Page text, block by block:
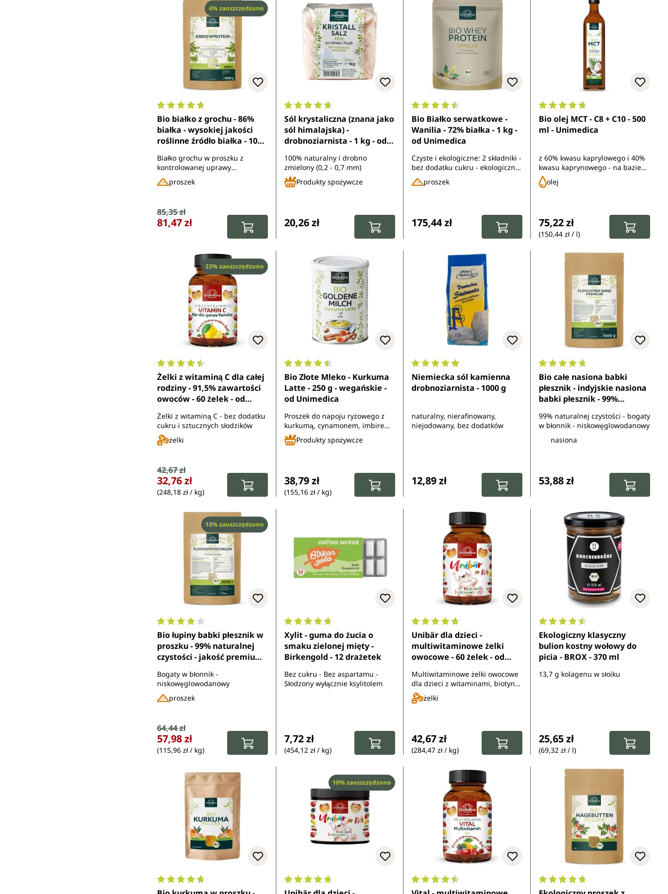
Rabat
4% zaoszczędzono
Średnia ocena 4.7 z 5 gwiazdek
Bio białko z grochu - 86%
białka - wysokiej jakości
roślinne źródło białka - 1000
Białko grochu w proszku z
kontrolowanej uprawy
ekologicznej - 86% białka
proszek
Cena sprzedaży:
Cena regularna:
85,35 zł
81,47 zł
Średnia ocena 4.8 z 5 gwiazdek
Sól krystaliczna (znana jako
sól himalajska) -
drobnoziarnista - 1 kg - od
100% naturalny i drobno
zmielony (0,2 - 0,7 mm)
Produkty spożywcze
20,26 zł
Średnia ocena 4.4 z 5 gwiazdek
Bio Białko serwatkowe -
Wanilia - 72% białka - 1 kg -
od Unimedica
Czyste i ekologiczne: 2 składniki -
bez dodatku cukru - ekologiczna
serwatka UE
proszek
175,44 zł
Średnia ocena 4.8 z 5 gwiazdek
Bio olej MCT - C8 + C10 - 500
ml - Unimedica
z 60% kwasu kaprylowego i 40%
kwasu kaprynowego - na bazie
oleju kokosowego - w jakości
ekologicznej - bez smaku i
olej
75,22 zł
(150,44 zł / l)
Rabat
23% zaoszczędzono
Średnia ocena 4.4 z 5 gwiazdek
Żelki z witaminą C dla całej
rodziny - 91,5% zawartości
owoców - 60 żelek - od
Unimedica
Żelki z witaminą C - bez dodatku
cukru i sztucznych słodzików
żelki
Cena sprzedaży:
Cena regularna:
42,67 zł
32,76 zł
(248,18 zł / kg)
Średnia ocena 4.6 z 5 gwiazdek
Bio Złote Mleko - Kurkuma
Latte - 250 g - wegańskie -
od Unimedica
Proszek do napoju ryżowego z
kurkumą, cynamonem, imbirem i
cukrem z kwiatu palmy
kokosowej z kontrolowanych
Produkty spożywcze
38,79 zł
(155,16 zł / kg)
Średnia ocena 4.9 z 5 gwiazdek
Niemiecka sól kamienna
drobnoziarnista - 1000 g
naturalny, nierafinowany,
niejodowany, bez dodatków
12,89 zł
Średnia ocena 4.7 z 5 gwiazdek
Bio całe nasiona babki
płesznik - indyjskie nasiona
babki płesznik - 99%
- 1000 g - od Unimedica
99% naturalnej czystości - bogaty
w błonnik - niskowęglowodanowy
nasiona
53,88 zł
Rabat
10% zaoszczędzono
Średnia ocena 4 z 5 gwiazdek
Bio łupiny babki płesznik w
proszku - 99% naturalnej
czystości - jakość premium -
Bogaty w błonnik -
niskowęglowodanowy
proszek
Cena sprzedaży:
Cena regularna:
64,44 zł
57,98 zł
(115,96 zł / kg)
Średnia ocena 4.8 z 5 gwiazdek
Xylit - guma do żucia o
smaku zielonej mięty -
Birkengold - 12 drażetek
Bez cukru - Bez aspartamu -
Słodzony wyłącznie ksylitolem
7,72 zł
(454,12 zł / kg)
Średnia ocena 4.7 z 5 gwiazdek
Unibär dla dzieci -
multiwitaminowe żelki
owocowe - 60 żelek - od
Multiwitaminowe żelki owocowe
dla dzieci z witaminami, biotyną,
żelazem, jodem, miedzią,
cynkiem, manganem, chromem i
żelki
42,67 zł
(284,47 zł / kg)
Średnia ocena 4.4 z 5 gwiazdek
Ekologiczny klasyczny
bulion kostny wołowy do
picia - BROX - 370 ml
13,7 g kolagenu w słoiku
25,65 zł
(69,32 zł / l)
Średnia ocena 4.8 z 5 gwiazdek
Rabat
10% zaoszczędzono
Średnia ocena 4.8 z 5 gwiazdek Średnia ocena 4.6 z 5 gwiazdek Średnia ocena 4.8 z 5 gwiazdek